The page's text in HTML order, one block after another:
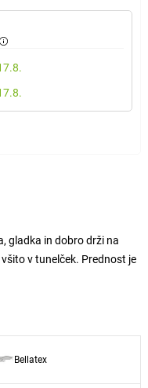
gladka in dobro drži na
v tunelček. Prednost je
Bellatex